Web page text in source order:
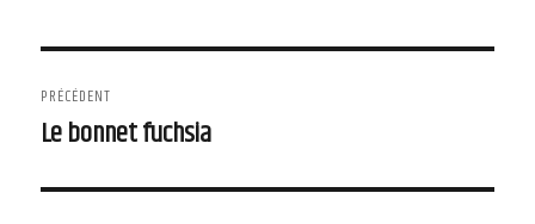
de
l'article
PRÉCÉDENT
Article
Le bonnet fuchsia